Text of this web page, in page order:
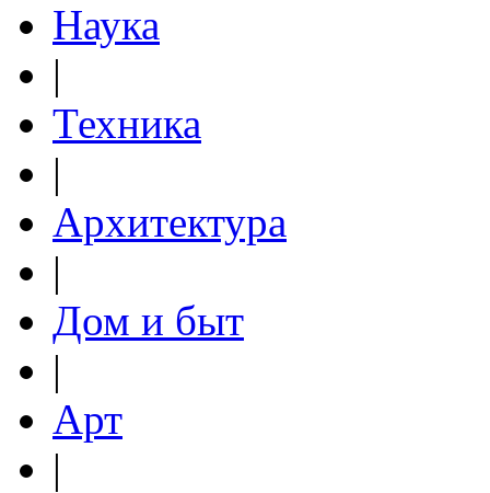
Наука
|
Техника
|
Архитектура
|
Дом и быт
|
Арт
|